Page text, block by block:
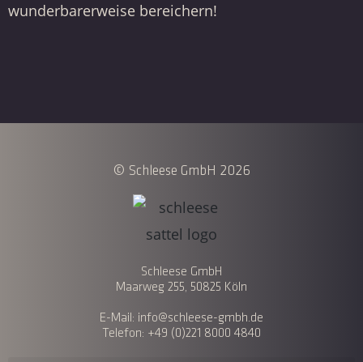
wunderbarerweise bereichern!
© Schleese GmbH 2026
Schleese GmbH
Maarweg 255, 50825 Köln
E-Mail: info@schleese-gmbh.de
Telefon: +49 (0)221 8000 4840